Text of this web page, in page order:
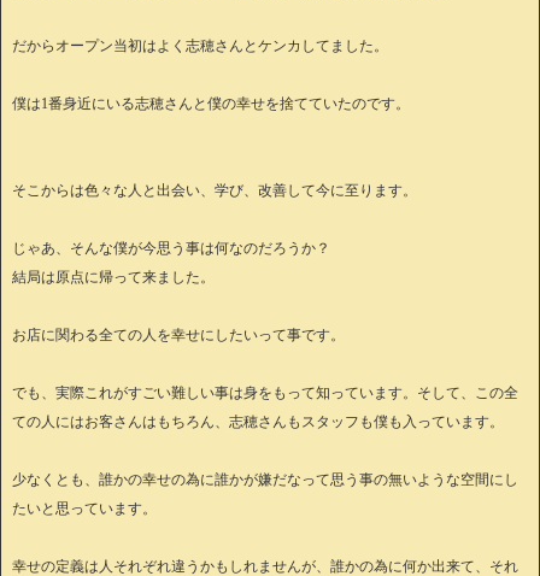
だからオープン当初はよく志穂さんとケンカしてました。
僕は1番身近にいる志穂さんと僕の幸せを捨てていたのです。
そこからは色々な人と出会い、学び、改善して今に至ります。
じゃあ、そんな僕が今思う事は何なのだろうか？
結局は原点に帰って来ました。
お店に関わる全ての人を幸せにしたいって事です。
でも、実際これがすごい難しい事は身をもって知っています。そして、この全
ての人にはお客さんはもちろん、志穂さんもスタッフも僕も入っています。
少なくとも、誰かの幸せの為に誰かが嫌だなって思う事の無いような空間にし
たいと思っています。
幸せの定義は人それぞれ違うかもしれませんが、誰かの為に何か出来て、それ